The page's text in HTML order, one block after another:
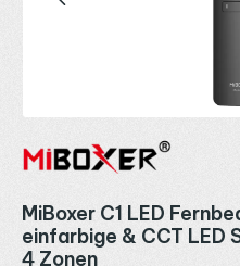
MiBoxer C1 LED
einfarbige & CCT LED
4 Zonen